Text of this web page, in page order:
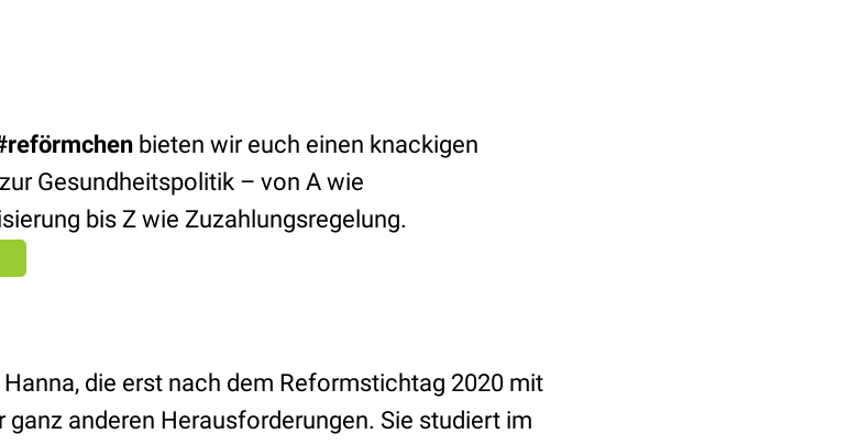
bieten wir euch einen knackigen
Gesundheitspolitik – von A wie
bis Z wie Zuzahlungsregelung.
die erst nach dem Reformstichtag 2020 mit
ganz anderen Herausforderungen. Sie studiert im